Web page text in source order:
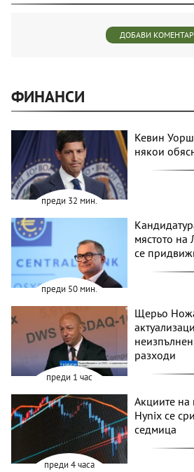
ДОБАВИ КОМЕНТАР
ФИНАНСИ
преди 32 мин.
Кевин
някои
преди 50 мин.
мястото на
се
преди 1 час
Щерьо
разходи
преди 4 часа
Акциите на
Hynix се
седмица